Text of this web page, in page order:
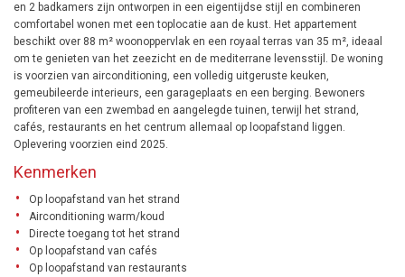
en 2 badkamers zijn ontworpen in een eigentijdse stijl en combineren
comfortabel wonen met een toplocatie aan de kust. Het appartement
beschikt over 88 m² woonoppervlak en een royaal terras van 35 m², ideaal
om te genieten van het zeezicht en de mediterrane levensstijl. De woning
is voorzien van airconditioning, een volledig uitgeruste keuken,
gemeubileerde interieurs, een garageplaats en een berging. Bewoners
profiteren van een zwembad en aangelegde tuinen, terwijl het strand,
cafés, restaurants en het centrum allemaal op loopafstand liggen.
Oplevering voorzien eind 2025.
Kenmerken
Op loopafstand van het strand
Airconditioning warm/koud
Directe toegang tot het strand
Op loopafstand van cafés
Op loopafstand van restaurants